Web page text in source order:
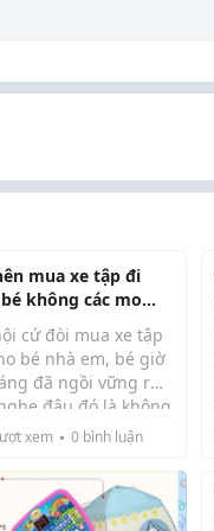
mua xe tập đi
không các mom,
em đang cãi nhau vì
này
cứ đòi mua xe tập
bé nhà em, bé giờ
đã ngồi vững rồi.
đâu đó là không
nhưng không
bà không có cơ sở
không nghe. Em
xem 0 bình luận